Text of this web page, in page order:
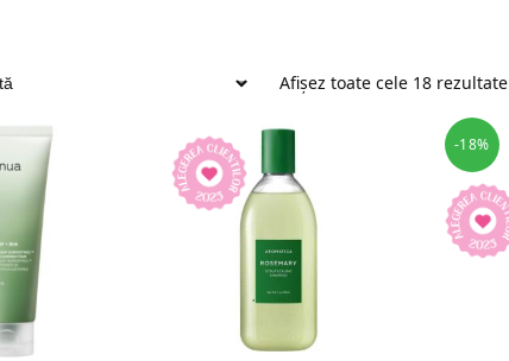
Afișez toate cele 18 rezultate
-18%